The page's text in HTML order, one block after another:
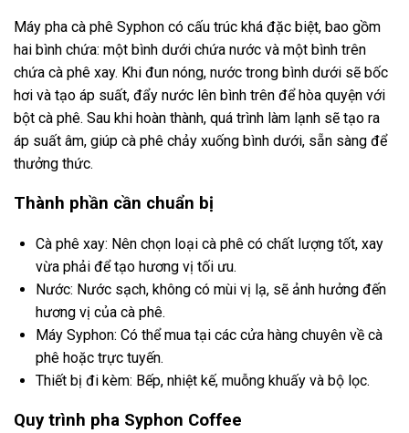
Máy pha cà phê Syphon có cấu trúc khá đặc biệt, bao gồm
hai bình chứa: một bình dưới chứa nước và một bình trên
chứa cà phê xay. Khi đun nóng, nước trong bình dưới sẽ bốc
hơi và tạo áp suất, đẩy nước lên bình trên để hòa quyện với
bột cà phê. Sau khi hoàn thành, quá trình làm lạnh sẽ tạo ra
áp suất âm, giúp cà phê chảy xuống bình dưới, sẵn sàng để
thưởng thức.
Thành phần cần chuẩn bị
Cà phê xay: Nên chọn loại cà phê có chất lượng tốt, xay
vừa phải để tạo hương vị tối ưu.
Nước: Nước sạch, không có mùi vị lạ, sẽ ảnh hưởng đến
hương vị của cà phê.
Máy Syphon: Có thể mua tại các cửa hàng chuyên về cà
phê hoặc trực tuyến.
Thiết bị đi kèm: Bếp, nhiệt kế, muỗng khuấy và bộ lọc.
Quy trình pha Syphon Coffee